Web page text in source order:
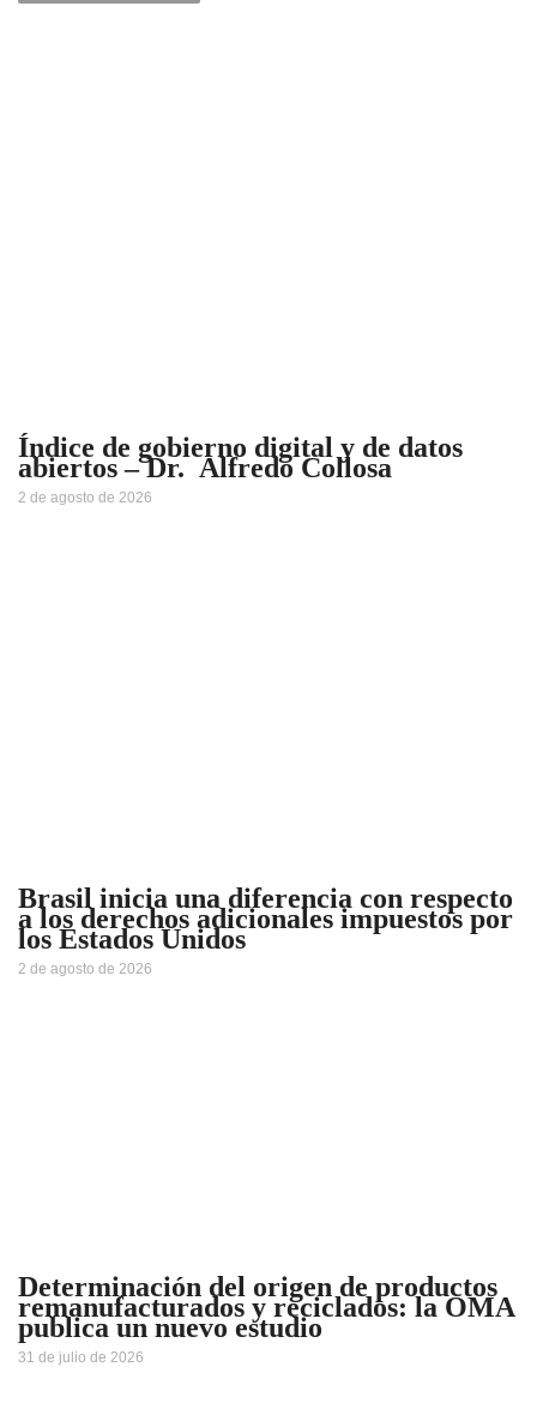
Índice de gobierno digital y de datos
abiertos – Dr. Alfredo Collosa
2 de agosto de 2026
Brasil inicia una diferencia con respecto
a los derechos adicionales impuestos por
los Estados Unidos
2 de agosto de 2026
Determinación del origen de productos
remanufacturados y reciclados: la OMA
publica un nuevo estudio
31 de julio de 2026